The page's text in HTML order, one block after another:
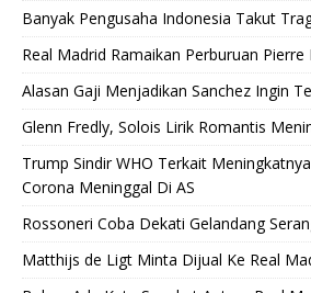
Banyak Pengusaha Indonesia Takut
Real Madrid Ramaikan Perburuan
Alasan Gaji Menjadikan Sanchez Ingin
Glenn Fredly, Solois Lirik Romantis
Trump Sindir WHO Terkait
Corona Meninggal Di AS
Rossoneri Coba Dekati Gelandang
Matthijs de Ligt Minta Dijual Ke Real